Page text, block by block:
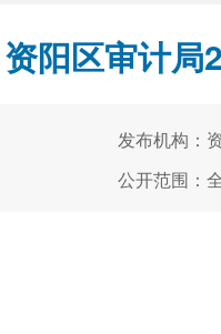
资阳区审计局
发布机构：
公开范围：